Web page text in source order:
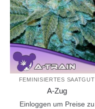
FEMINISIERTES SAATGUT
A-Zug
Einloggen um Preise zu